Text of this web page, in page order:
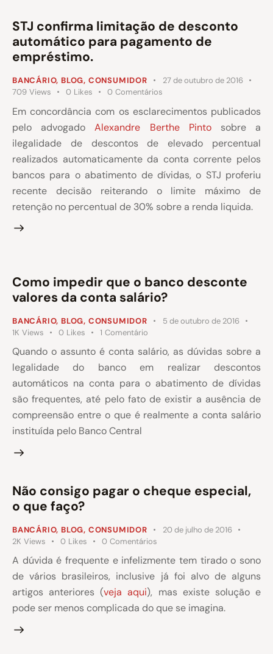
STJ confirma limitação de desconto
automático para pagamento de
empréstimo.
BANCÁRIO, BLOG, CONSUMIDOR
27 de outubro de 2016
709 Views 0 Likes 0 Comentários
Em concordância com os esclarecimentos publicados
pelo advogadoAlexandre Berthe Pintosobre a
ilegalidade de descontos de elevado percentual
realizados automaticamente da conta corrente pelos
bancos para o abatimento de dívidas, o STJ proferiu
recente decisão reiterando o limite máximo de
retenção no percentual de 30% sobre a renda liquida.
Como impedir que o banco desconte
valores da conta salário?
BANCÁRIO, BLOG, CONSUMIDOR
5 de outubro de 2016
1K Views 0 Likes 1 Comentário
Quando o assunto é conta salário, as dúvidas sobre a
legalidade do banco em realizar descontos
automáticos na conta para o abatimento de dívidas
são frequentes, até pelo fato de existir a ausência de
compreensão entre o que é realmente a conta salário
instituída pelo Banco Central
Não consigo pagar o cheque especial,
o que faço?
BANCÁRIO, BLOG, CONSUMIDOR
20 de julho de 2016
2K Views 0 Likes 0 Comentários
A dúvida é frequente e infelizmente tem tirado o sono
de vários brasileiros, inclusive já foi alvo de alguns
artigos anteriores (veja aqui), mas existe solução e
pode ser menos complicada do que se imagina.